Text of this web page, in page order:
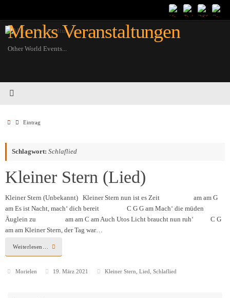
springen
Menks Veranstaltungen
Other World Events...
Startseite
Eintrag
Schlagwort: Schlaflied
Kleiner Stern (Lied)
Kleiner Stern (Unbekannt) Kleiner Stern nun ist es Zeit am am G
am Es ist Nacht, mach‘ dich bereit C G G am Mach‘ die müden
Äuglein zu am am C am Auch Utos Licht braucht nun ruh‘ C G
am am Kleiner Stern, der Tag war…
Weiterlesen…
Morielen 19. März 2021 Kleiner Stern Lied Schlaflied